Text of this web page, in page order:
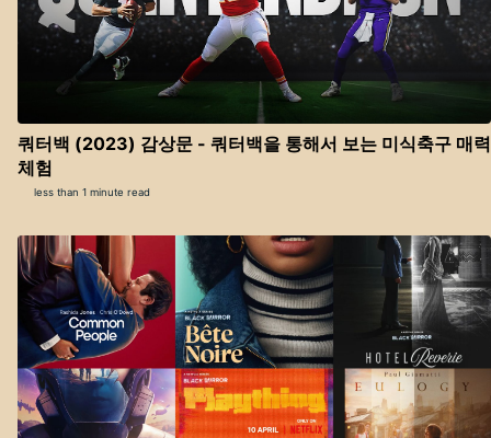
쿼터백 (2023) 감상문 - 쿼터백을 통해서 보는 미식축구 매력
체험
less than 1 minute read